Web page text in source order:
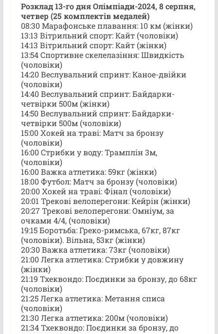
Розклад 13-го дня Олімпіади-2024, 8 серпня,
четвер (25 комплектів медалей)
08:30 Марафонське плавання: 10 км (жінки)
13:13 Вітрильний спорт: Кайт (чоловіки)
14:13 Вітрильний спорт: Кайт (жінки)
13:54 Спортивне скелелазіння: Швидкість
(чоловіки)
14:20 Веслувальний спринт: Каное-двійки
(чоловіки)
14:40 Веслувальний спринт: Байдарки-
четвірки 500м (жінки)
14:50 Веслувальний спринт: Байдарки-
четвірки 500м (чоловіки)
15:00 Хокей на траві: Матч за бронзу
(чоловіки)
16:00 Стрибки у воду: Трамплін 3м,
(чоловіки)
16:00 Важка атлетика: 59кг (жінки)
18:00 Футбол: Матч за бронзу (чоловіки)
20:00 Хокей на траві: Фінал (чоловіки)
20:01 Трекові велоперегони: Кейрін (жінки)
20:27 Трекові велоперегони: Омніум, за
очками 4/4, (чоловіки)
19:15 Боротьба: Греко-римська, 67кг, 87кг
(чоловіки). Вільна, 53кг (жінки)
20:30 Важка атлетика: 73кг (чоловіки)
21:00 Легка атлетика: Стрибки у довжину
(жінки)
21:19 Тхеквондо: Поєдинки за бронзу, до 68кг
(чоловіки)
21:25 Легка атлетика: Метання списа
(чоловіки)
21:30 Легка атлетика: 200м (чоловіки)
21:34 Тхеквондо: Поєдинки за бронзу, до